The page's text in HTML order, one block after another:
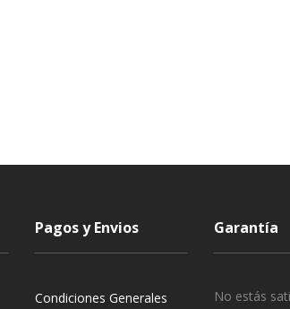
Pagos y Envios
Condiciones Generales
Garantía
No estás